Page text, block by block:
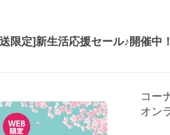
限定]新生活応援セール♪開催中
コー
オン